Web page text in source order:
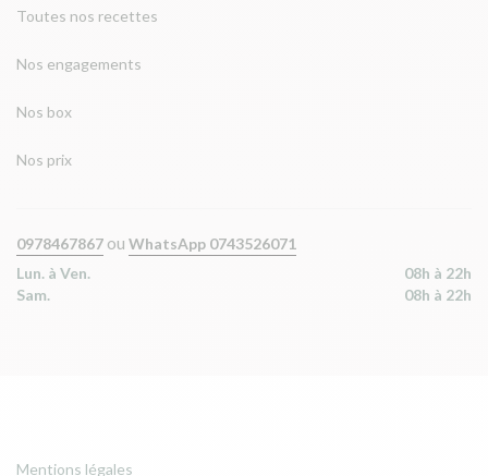
Toutes nos recettes
Nos engagements
Nos box
Nos prix
0978467867 ou WhatsApp 0743526071
Lun. à Ven.
08h à 22h
Sam.
08h à 22h
Mentions légales